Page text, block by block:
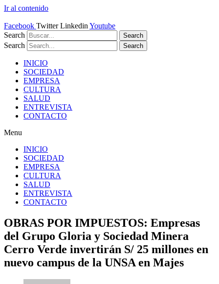
Ir al contenido
Facebook Twitter Linkedin Youtube
Search
Search
Search Search
INICIO
SOCIEDAD
EMPRESA
CULTURA
SALUD
ENTREVISTA
CONTACTO
Menu
INICIO
SOCIEDAD
EMPRESA
CULTURA
SALUD
ENTREVISTA
CONTACTO
OBRAS POR IMPUESTOS: Empresas
del Grupo Gloria y Sociedad Minera
Cerro Verde invertirán S/ 25 millones en
nuevo campus de la UNSA en Majes